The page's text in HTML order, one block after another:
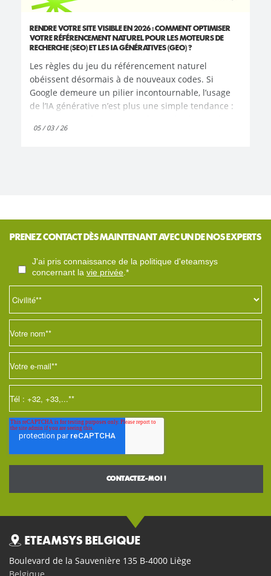
RENDRE VOTRE SITE VISIBLE EN 2026 : COMMENT OPTIMISER
VOTRE RÉFÉRENCEMENT NATUREL POUR LES MOTEURS DE
Les règles du jeu du référencement naturel
fluide pour l'utilisateur, soulève un défi stratégique
visibilité et sa valeur quand le clic vers le site
devient optionnel pour l'internaute ?
PRENEZ CONTACT DÈS MAINTENANT AVEC UN DE NOS EXPERTS
concernant la